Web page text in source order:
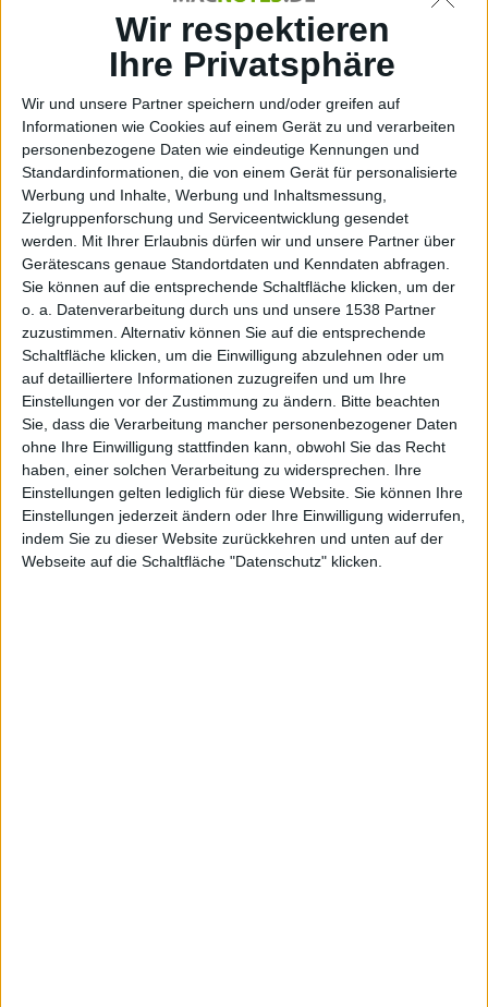
Wir respektieren
Ihre Privatsphäre
Wir und unsere Partner speichern und/oder greifen auf
Informationen wie Cookies auf einem Gerät zu und verarbeiten
personenbezogene Daten wie eindeutige Kennungen und
Standardinformationen, die von einem Gerät für personalisierte
Werbung und Inhalte, Werbung und Inhaltsmessung,
Zielgruppenforschung und Serviceentwicklung gesendet
werden.
Mit Ihrer Erlaubnis dürfen wir und unsere Partner über
Gerätescans genaue Standortdaten und Kenndaten abfragen.
Sie können auf die entsprechende Schaltfläche klicken, um der
o. a. Datenverarbeitung durch uns und unsere 1538 Partner
zuzustimmen. Alternativ können Sie auf die entsprechende
Schaltfläche klicken, um die Einwilligung abzulehnen oder um
auf detailliertere Informationen zuzugreifen und um Ihre
Einstellungen vor der Zustimmung zu ändern.
Bitte beachten
Sie, dass die Verarbeitung mancher personenbezogener Daten
ohne Ihre Einwilligung stattfinden kann, obwohl Sie das Recht
haben, einer solchen Verarbeitung zu widersprechen. Ihre
Einstellungen gelten lediglich für diese Website. Sie können Ihre
Einstellungen jederzeit ändern oder Ihre Einwilligung widerrufen,
indem Sie zu dieser Website zurückkehren und unten auf der
Webseite auf die Schaltfläche "Datenschutz" klicken.
Fort Zombie
Entwickler Kerberos Studios haben
ein Update für ihr Action-Rollenspiel
Fort Zombie veröffentlicht. Es gibt
nicht nur neue Waffen…
Kerberos Studios hat in das Update
1.0.3. zu Fort Zombie nicht nur
neue Waffen integriert, sondern
auch die „town properties“ erweitert und neue
Aufenthaltsorte in Missionen hinzugefügt. Die
Überlebenden in der Stadt Piety haben nun mehr
Munition und sind noch schärfer darauf aus, zu
überleben.
Zudem werden einige Dinge im Spiel verbessert. Es
gibt mehr Sound-Optionen und ein „mid-mission“
Heilsystem. Außerdem wurde die Interaktion mit
Waffen und Objekten im Spiel ebenfalls aufgebessert.
Das Update erhält man einfach, indem man über den
Account auf einer der Downloadplattformen wie
Steam oder Gamersgate den Punkt „My Games“
(Meine Spiele) aufruft. Dort steht das Update zum